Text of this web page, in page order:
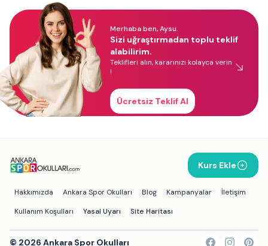
Merhaba ben, Aysu.
Sizi uğraştırmadan toplu teklif
alabilirim.
Teklifleri alın, kararınızı kolayca verin
!
Ücretsiz Teklif Al
Kurs Ekle
Hakkımızda Ankara Spor Okulları Blog Kampanyalar
İletişim
Kullanım Koşulları
Yasal Uyarı Site Haritası
© 2026 Ankara Spor Okulları